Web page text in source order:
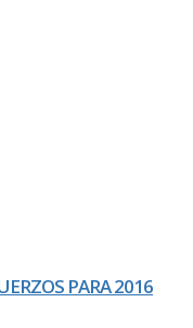
PARA 2016